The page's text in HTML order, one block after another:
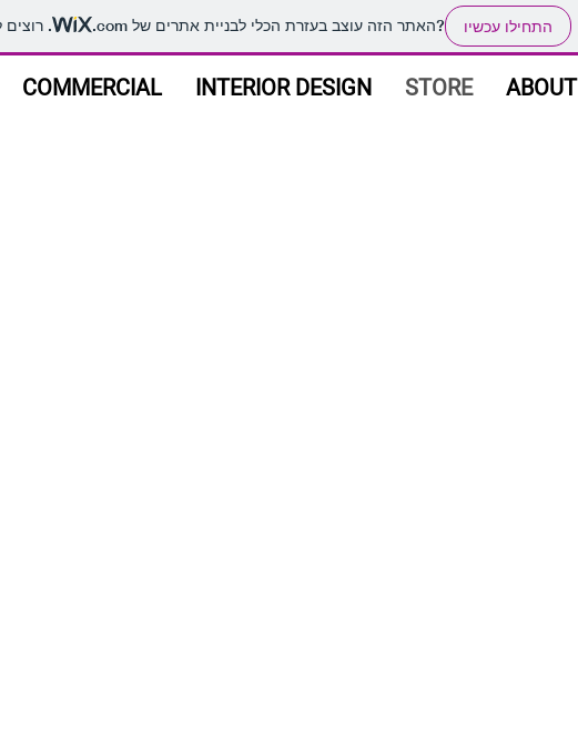
האתר הזה עוצב בעזרת הכלי לבניית אתרים של.com . רוצים ליצור אתר משלכם? התחילו עכשיו
COMMERCIAL INTERIOR DESIGN STORE ABOUT